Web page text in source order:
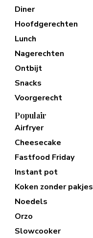
Diner
Hoofdgerechten
Lunch
Nagerechten
Ontbijt
Snacks
Voorgerecht
Populair
Airfryer
Cheesecake
Fastfood Friday
Instant pot
Koken zonder pakjes
Noedels
Orzo
Slowcooker